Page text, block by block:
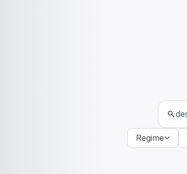
Regime